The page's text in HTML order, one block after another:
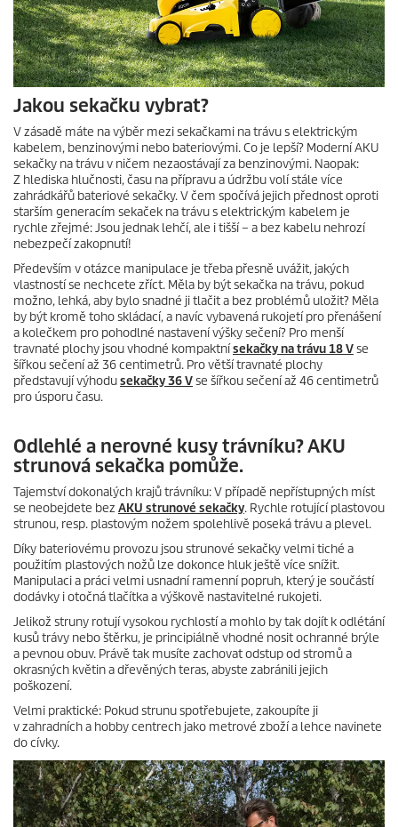
Jakou sekačku vybrat?
V zásadě máte na výběr mezi sekačkami na trávu s elektrickým
kabelem, benzinovými nebo bateriovými. Co je lepší? Moderní AKU
sekačky na trávu v ničem nezaostávají za benzinovými. Naopak:
Z hlediska hlučnosti, času na přípravu a údržbu volí stále více
zahrádkářů bateriové sekačky. V čem spočívá jejich přednost oproti
starším generacím sekaček na trávu s elektrickým kabelem je
rychle zřejmé: Jsou jednak lehčí, ale i tišší – a bez kabelu nehrozí
nebezpečí zakopnutí!
Především v otázce manipulace je třeba přesně uvážit, jakých
vlastností se nechcete zříct. Měla by být sekačka na trávu, pokud
možno, lehká, aby bylo snadné ji tlačit a bez problémů uložit? Měla
by být kromě toho skládací, a navíc vybavená rukojetí pro přenášení
a kolečkem pro pohodlné nastavení výšky sečení? Pro menší
travnaté plochy jsou vhodné kompaktnísekačky na trávu 18 Vse
šířkou sečení až 36 centimetrů. Pro větší travnaté plochy
představují výhodusekačky 36 Vse šířkou sečení až 46 centimetrů
pro úsporu času.
Odlehlé a nerovné kusy trávníku? AKU
strunová sekačka pomůže.
Tajemství dokonalých krajů trávníku: V případě nepřístupných míst
se neobejdete bez AKU strunové sekačky. Rychle rotující plastovou
strunou, resp. plastovým nožem spolehlivě poseká trávu a plevel.
Díky bateriovému provozu jsou strunové sekačky velmi tiché a
použitím plastových nožů lze dokonce hluk ještě více snížit.
Manipulaci a práci velmi usnadní ramenní popruh, který je součástí
dodávky i otočná tlačítka a výškově nastavitelné rukojeti.
Jelikož struny rotují vysokou rychlostí a mohlo by tak dojít k odlétání
kusů trávy nebo štěrku, je principiálně vhodné nosit ochranné brýle
a pevnou obuv. Právě tak musíte zachovat odstup od stromů a
okrasných květin a dřevěných teras, abyste zabránili jejich
poškození.
Velmi praktické: Pokud strunu spotřebujete, zakoupíte ji
v zahradních a hobby centrech jako metrové zboží a lehce navinete
do cívky.